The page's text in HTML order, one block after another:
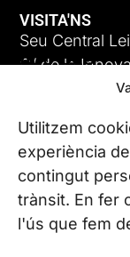
Utilitzem
experiència
contingut
trànsit. En fer
l'ús que fem
ADC-CRC
17 DE JUNY
VISITA'NS
Seu Central
C/ de la
08225
Coneix les
CONTACTA’NS
Tel. (+34) 937